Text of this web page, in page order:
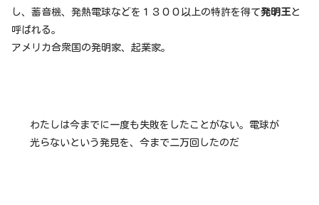
し、蓄音機、発熱電球などを１３００以上の特許を得て発明王と
呼ばれる。
アメリカ合衆国の発明家、起業家。
わたしは今までに一度も失敗をしたことがない。電球が
光らないという発見を、今まで二万回したのだ